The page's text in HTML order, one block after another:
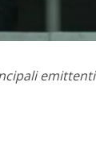
emittenti